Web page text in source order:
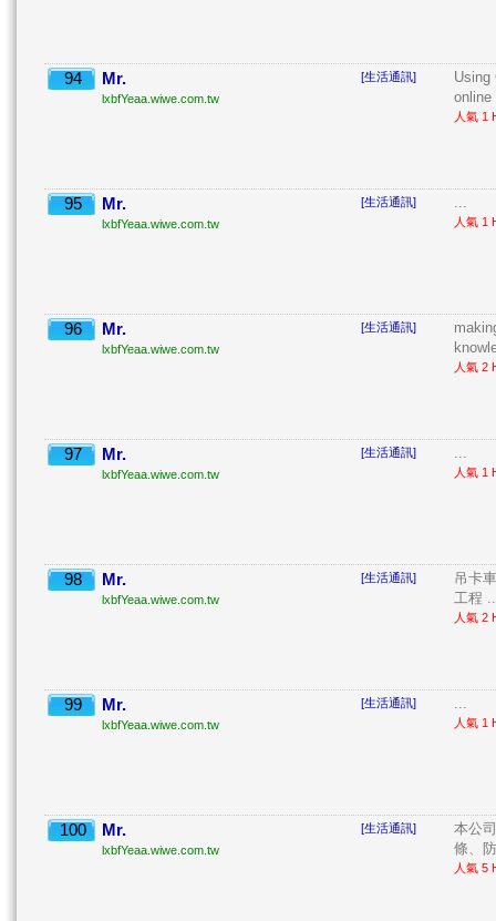
94 Mr.
lxbfYeaa.wiwe.com.tw
[生活通訊]
Using
人氣 1
95 Mr.
lxbfYeaa.wiwe.com.tw
[生活通訊] ...
人氣 1
96 Mr.
lxbfYeaa.wiwe.com.tw
[生活通訊]
人氣 2
97 Mr.
lxbfYeaa.wiwe.com.tw
[生活通訊] ...
人氣 1
98 Mr.
lxbfYeaa.wiwe.com.tw
[生活通訊]
吊卡
工程
人氣 2
99 Mr.
lxbfYeaa.wiwe.com.tw
[生活通訊] ...
人氣 1
100 Mr.
lxbfYeaa.wiwe.com.tw
[生活通訊]
本公
條、
人氣 5